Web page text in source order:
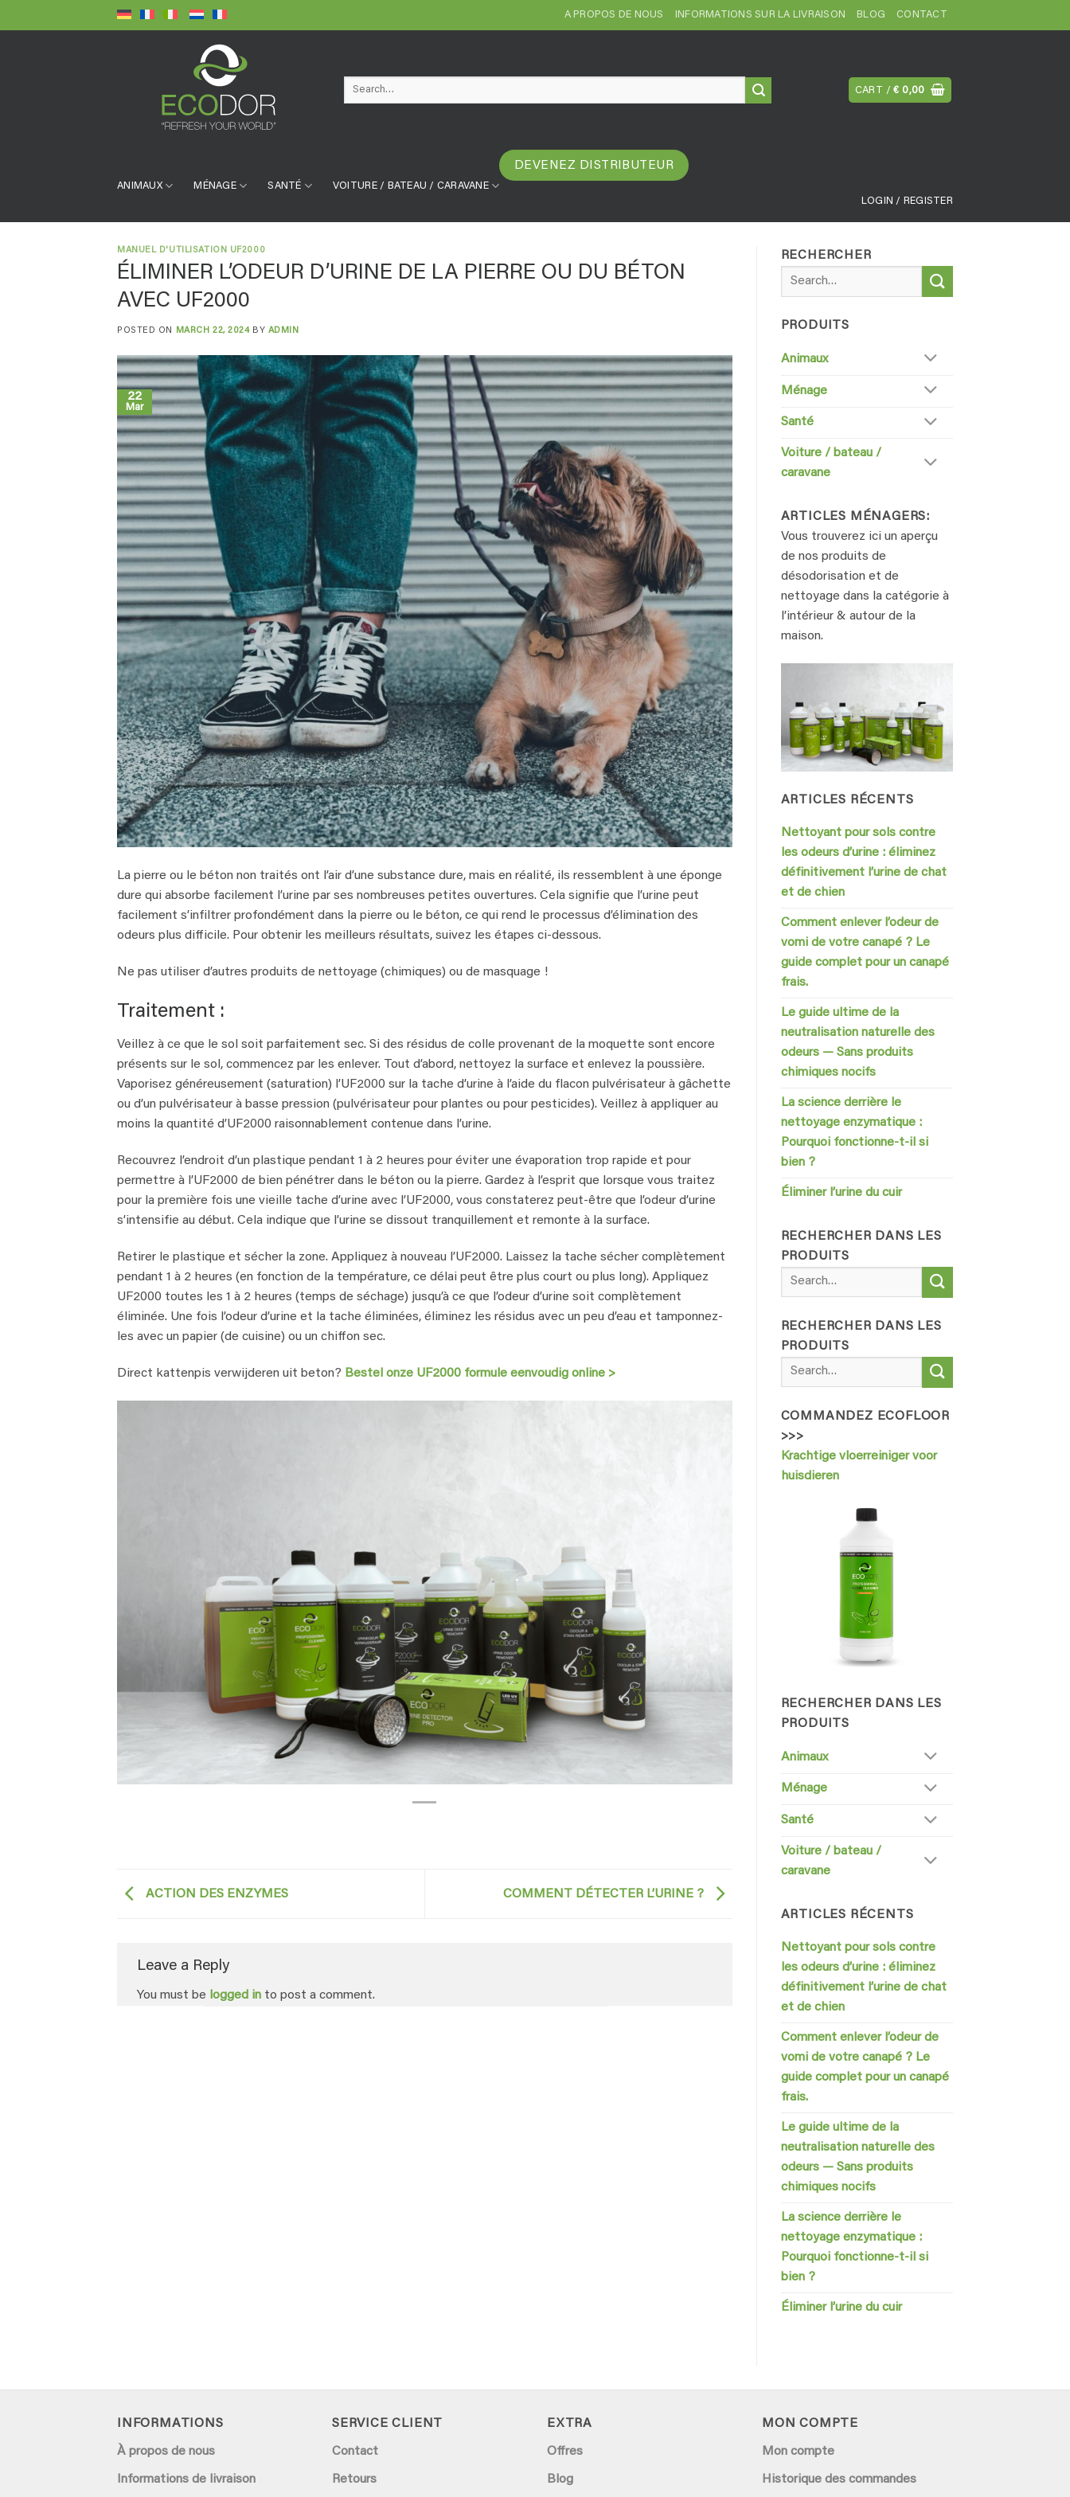
to
A PROPOS DE NOUS INFORMATIONS SUR LA LIVRAISON BLOG CONTACT
Search
CART /€ 0,00
ANIMAUX MÉNAGE SANTÉ VOITURE / BATEAU / CARAVANE
DEVENEZ DISTRIBUTEUR
LOGIN / REGISTER
MANUEL D'UTILISATION UF2000
ÉLIMINER L’ODEUR D’URINE DE LA PIERRE OU DU BÉTON
AVEC UF2000
POSTED ON MARCH 22, 2024 BY ADMIN
22
Mar
La pierre ou le béton non traités ont l’air d’une substance dure, mais en réalité, ils ressemblent à une éponge
dure qui absorbe facilement l’urine par ses nombreuses petites ouvertures. Cela signifie que l’urine peut
facilement s’infiltrer profondément dans la pierre ou le béton, ce qui rend le processus d’élimination des
odeurs plus difficile. Pour obtenir les meilleurs résultats, suivez les étapes ci-dessous.
Ne pas utiliser d’autres produits de nettoyage (chimiques) ou de masquage !
Traitement :
Veillez à ce que le sol soit parfaitement sec. Si des résidus de colle provenant de la moquette sont encore
présents sur le sol, commencez par les enlever. Tout d’abord, nettoyez la surface et enlevez la poussière.
Vaporisez généreusement (saturation) l’UF2000 sur la tache d’urine à l’aide du flacon pulvérisateur à gâchette
ou d’un pulvérisateur à basse pression (pulvérisateur pour plantes ou pour pesticides). Veillez à appliquer au
moins la quantité d’UF2000 raisonnablement contenue dans l’urine.
Recouvrez l’endroit d’un plastique pendant 1 à 2 heures pour éviter une évaporation trop rapide et pour
permettre à l’UF2000 de bien pénétrer dans le béton ou la pierre. Gardez à l’esprit que lorsque vous traitez
pour la première fois une vieille tache d’urine avec l’UF2000, vous constaterez peut-être que l’odeur d’urine
s’intensifie au début. Cela indique que l’urine se dissout tranquillement et remonte à la surface.
Retirer le plastique et sécher la zone. Appliquez à nouveau l’UF2000. Laissez la tache sécher complètement
pendant 1 à 2 heures (en fonction de la température, ce délai peut être plus court ou plus long). Appliquez
UF2000 toutes les 1 à 2 heures (temps de séchage) jusqu’à ce que l’odeur d’urine soit complètement
éliminée. Une fois l’odeur d’urine et la tache éliminées, éliminez les résidus avec un peu d’eau et tamponnez-
les avec un papier (de cuisine) ou un chiffon sec.
Direct kattenpis verwijderen uit beton? Bestel onze UF2000 formule eenvoudig online >
ACTION DES ENZYMES COMMENT DÉTECTER L’URINE ?
Leave a Reply
You must be logged in to post a comment.
RECHERCHER
Search
PRODUITS
Animaux
Ménage
Santé
Voiture / bateau /
caravane
ARTICLES MÉNAGERS:
Vous trouverez ici un aperçu
de nos produits de
désodorisation et de
nettoyage dans la catégorie à
l’intérieur & autour de la
maison.
ARTICLES RÉCENTS
Nettoyant pour sols contre
les odeurs d’urine : éliminez
définitivement l’urine de chat
et de chien
Comment enlever l’odeur de
vomi de votre canapé ? Le
guide complet pour un canapé
frais.
Le guide ultime de la
neutralisation naturelle des
odeurs — Sans produits
chimiques nocifs
La science derrière le
nettoyage enzymatique :
Pourquoi fonctionne-t-il si
bien ?
Éliminer l’urine du cuir
RECHERCHER DANS LES
PRODUITS
Search
RECHERCHER DANS LES
PRODUITS
Search
COMMANDEZ ECOFLOOR
>>>
Krachtige vloerreiniger voor
huisdieren
RECHERCHER DANS LES
PRODUITS
Animaux
Ménage
Santé
Voiture / bateau /
caravane
ARTICLES RÉCENTS
Nettoyant pour sols contre
les odeurs d’urine : éliminez
définitivement l’urine de chat
et de chien
Comment enlever l’odeur de
vomi de votre canapé ? Le
guide complet pour un canapé
frais.
Le guide ultime de la
neutralisation naturelle des
odeurs — Sans produits
chimiques nocifs
La science derrière le
nettoyage enzymatique :
Pourquoi fonctionne-t-il si
bien ?
Éliminer l’urine du cuir
INFORMATIONS
À propos de nous
Informations de livraison
SERVICE CLIENT
Contact
Retours
EXTRA
Offres
Blog
MON COMPTE
Mon compte
Historique des commandes